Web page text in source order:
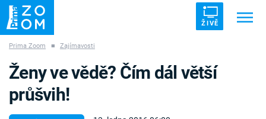
ŽIVĚ
ZÁHADY VETŘELCI DÁVNOVĚKU
Prima Zoom ■ Zajímavosti
Ženy ve vědě? Čím dál větší
průšvih!